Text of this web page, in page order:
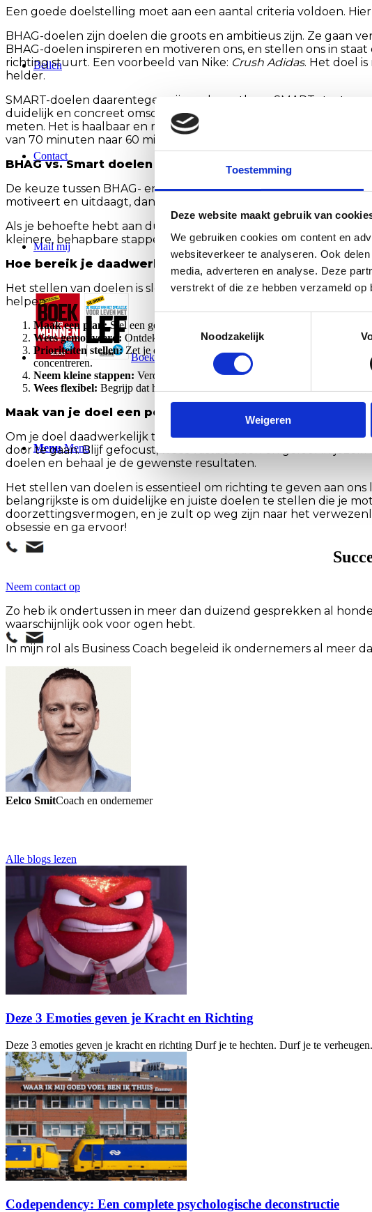
Toestemming
Deze website maakt gebruik van
We gebruiken cookies om content en
websiteverkeer te analyseren. Ook
media, adverteren en analyse. Deze
verstrekt of die ze hebben verzameld
Noodzakelijk
Weigeren
Bellen
Contact
Mail mij
Boeken
Menu Menu
Een goede doelstelling moet aan een aantal criteria voldoen.
BHAG-doelen zijn doelen die groots en ambitieus zijn. Ze gaan
BHAG-doelen inspireren en motiveren ons, en stellen ons in
richting stuurt. Een voorbeeld van Nike: Crush Adidas. Het doel
helder.
SMART-doelen daarentegen zijn wel meetbaar. SMART staat
duidelijk en concreet omschrijft wat je wilt bereiken in een
meten. Het is haalbaar en realistisch omdat het binnen je
van 70 minuten naar 60 minuten in de komende 6 maanden.”
BHAG vs. Smart doelen
De keuze tussen BHAG- en SMART-doelen hangt af van de
motiveert en uitdaagt, dan is een BHAG-doel de juiste keuze.
Als je behoefte hebt aan duidelijkheid, meetbaarheid en een
kleinere, behapbare stappen en stellen je in staat om je
Hoe bereik je daadwerkelijk je doel?
Het stellen van doelen is slechts de eerste stap. Het
helpen:
Maak een plan:Stel een gedetailleerd actieplan op met concrete stappen
Wees gemotiveerd: Ontdek wat je motiveert om je doel te bereiken en
Prioriteiten stellen:Zet je doelen op de eerste plaats en wees bereid om
concentreren.
Neem kleine stappen: Verdeel je doel in kleinere, haalbare stappen en vier
Wees flexibel: Begrijp dat het stellen van doelen een dynamisch proces is.
Maak van je doel een positieve obsessie
Om je doel daadwerkelijk te bereiken, is het belangrijk om er
door te gaan. Blijf gefocust, wees vastberaden en geloof in
doelen en behaal je de gewenste resultaten.
Het stellen van doelen is essentieel om richting te geven aan
belangrijkste is om duidelijke en juiste doelen te stellen die je
doorzettingsvermogen, en je zult op weg zijn naar het
obsessie en ga ervoor!
Neem contact op
Zo heb ik ondertussen in meer dan duizend gesprekken al
waarschijnlijk ook voor ogen hebt.
In mijn rol als Business Coach begeleid ik ondernemers al meer
Eelco SmitCoach en ondernemer
Alle blogs lezen
Deze 3 Emoties geven je Kracht en Richting
Deze 3 emoties geven je kracht en richting Durf je te hechten. Durf je te
Codependency: Een complete psychologische deconstructie